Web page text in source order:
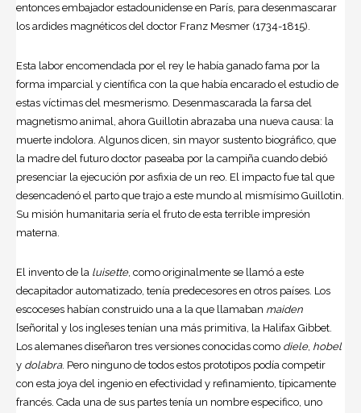
entonces embajador estadounidense en París, para desenmascarar
los ardides magnéticos del doctor Franz Mesmer (1734-1815).
Esta labor encomendada por el rey le había ganado fama por la
forma imparcial y científica con la que había encarado el estudio de
estas víctimas del mesmerismo. Desenmascarada la farsa del
magnetismo animal, ahora Guillotin abrazaba una nueva causa: la
muerte indolora. Algunos dicen, sin mayor sustento biográfico, que
la madre del futuro doctor paseaba por la campiña cuando debió
presenciar la ejecución por asfixia de un reo. El impacto fue tal que
desencadenó el parto que trajo a este mundo al mismísimo Guillotin.
Su misión humanitaria sería el fruto de esta terrible impresión
materna.
El invento de la luisette, como originalmente se llamó a este
decapitador automatizado, tenía predecesores en otros países. Los
escoceses habían construido una a la que llamaban maiden
[señorita] y los ingleses tenían una más primitiva, la Halifax Gibbet.
Los alemanes diseñaron tres versiones conocidas como diele, hobel
y dolabra. Pero ninguno de todos estos prototipos podía competir
con esta joya del ingenio en efectividad y refinamiento, típicamente
francés. Cada una de sus partes tenía un nombre especifico, uno